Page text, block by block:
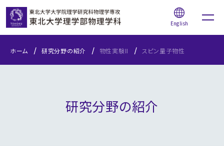
English
ホーム 研究分野の紹介 物性実験II スピン量子物性
研究分野の紹介